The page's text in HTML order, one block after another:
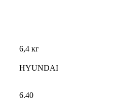
6,4 кг
HYUNDAI
6.40